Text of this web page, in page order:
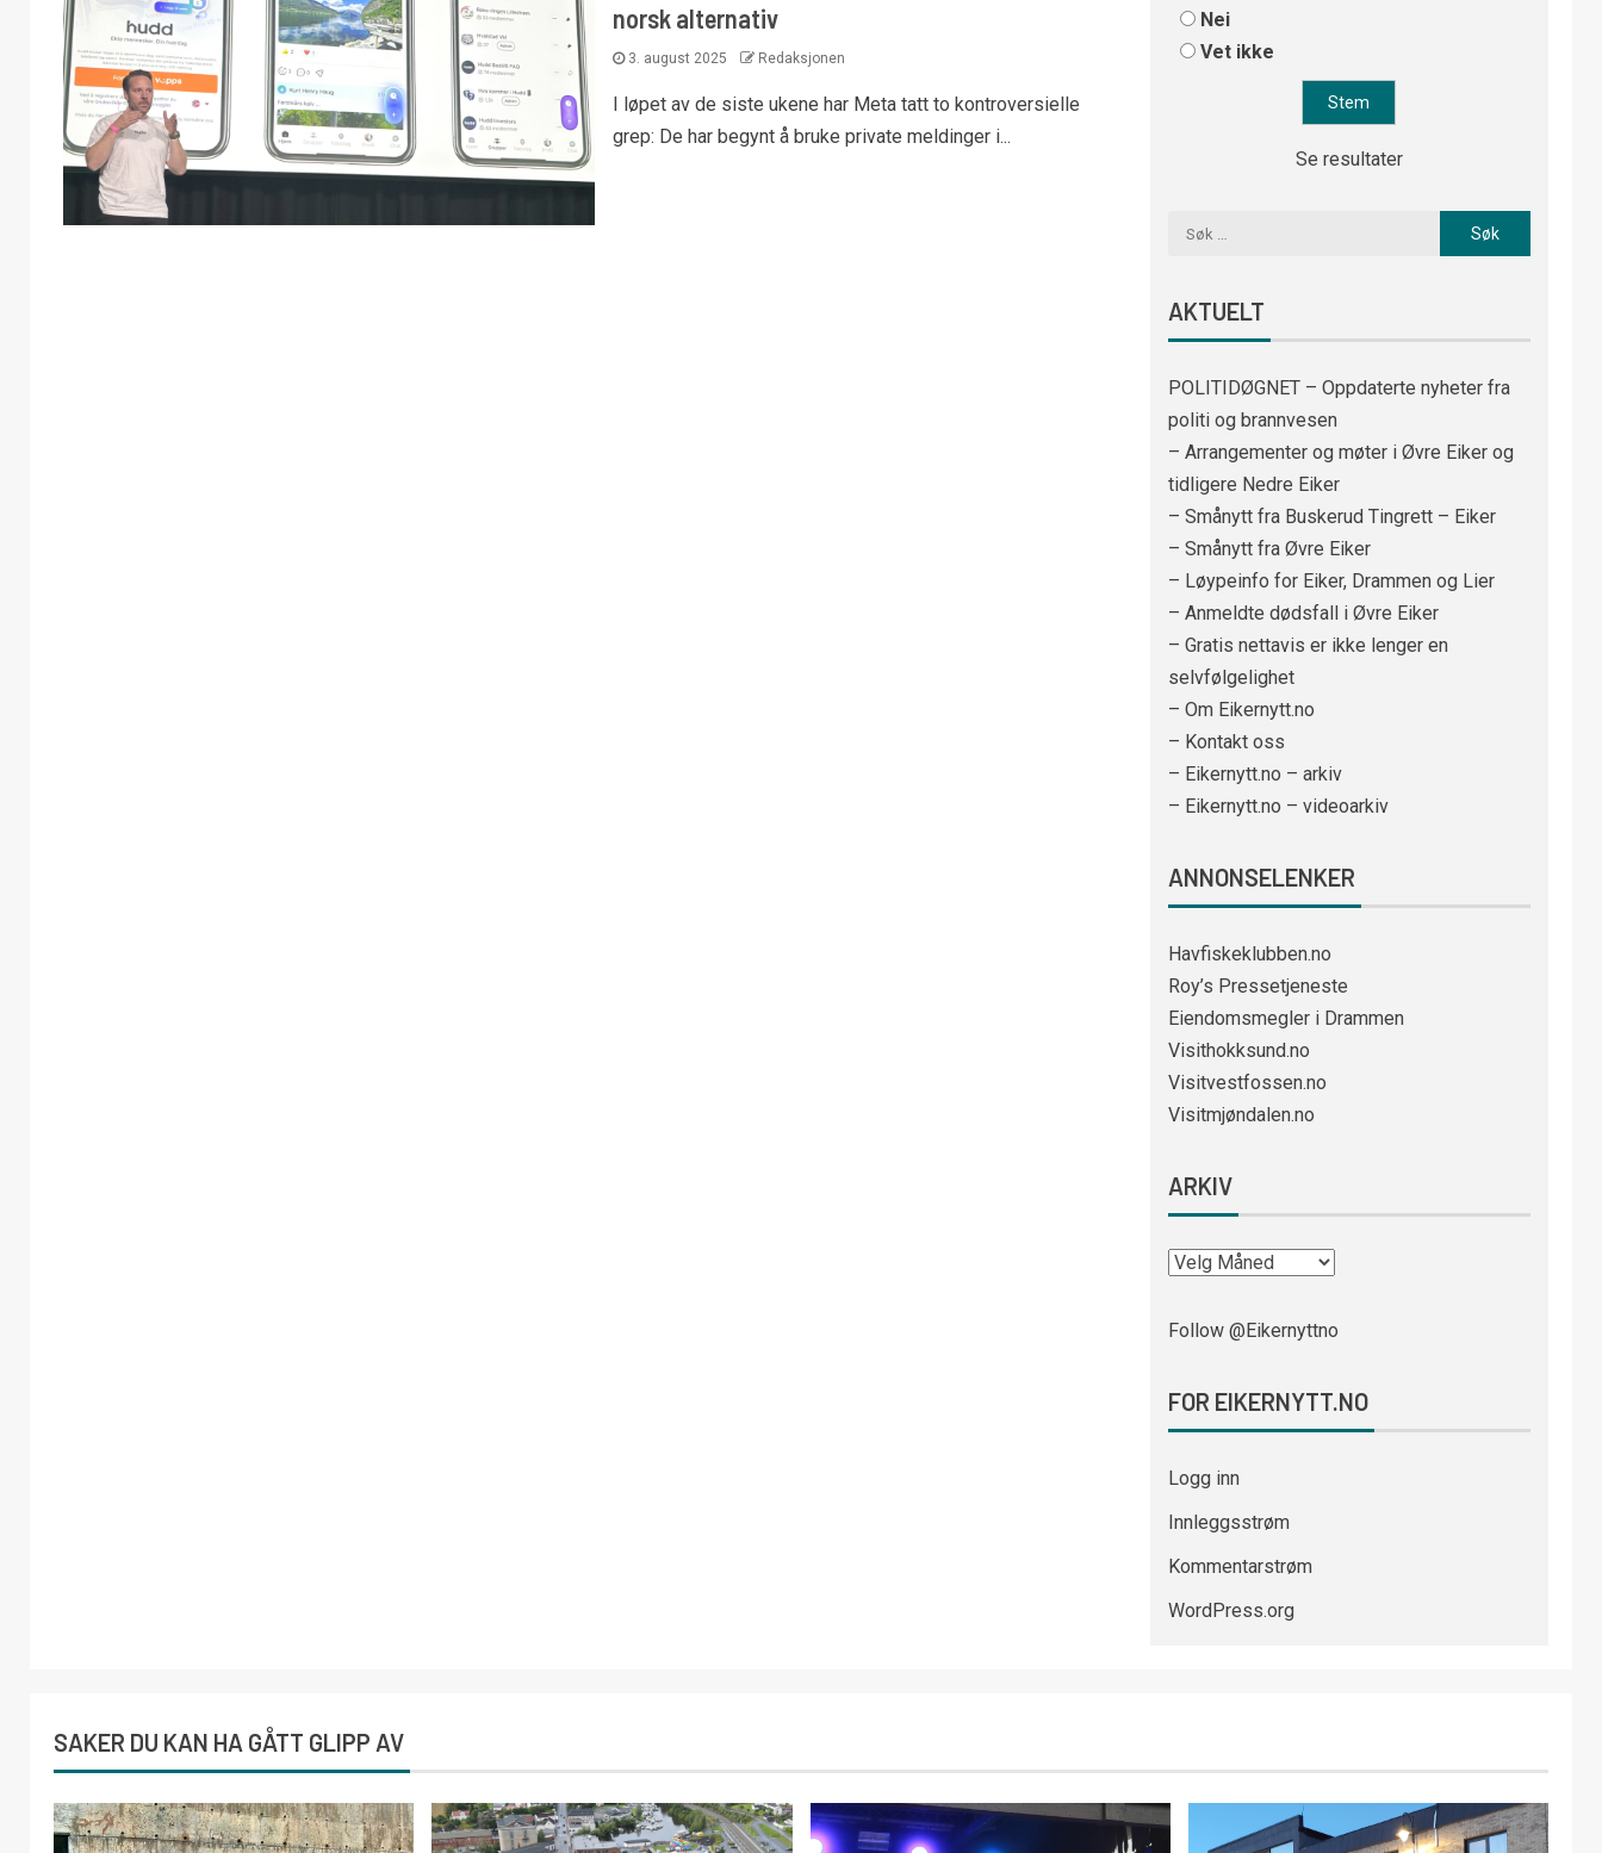
norsk alternativ
3. august 2025 Redaksjonen
I løpet av de siste ukene har Meta tatt to kontroversielle
grep: De har begynt å bruke private meldinger i...
Nei
Vet ikke
Se resultater
AKTUELT
POLITIDØGNET – Oppdaterte nyheter fra
politi og brannvesen
– Arrangementer og møter i Øvre Eiker og
tidligere Nedre Eiker
– Smånytt fra Buskerud Tingrett – Eiker
– Smånytt fra Øvre Eiker
– Løypeinfo for Eiker, Drammen og Lier
– Anmeldte dødsfall i Øvre Eiker
– Gratis nettavis er ikke lenger en
selvfølgelighet
– Om Eikernytt.no
– Kontakt oss
– Eikernytt.no – arkiv
– Eikernytt.no – videoarkiv
ANNONSELENKER
Havfiskeklubben.no
Roy’s Pressetjeneste
Eiendomsmegler i Drammen
Visithokksund.no
Visitvestfossen.no
Visitmjøndalen.no
ARKIV
Follow @Eikernyttno
FOR EIKERNYTT.NO
Logg inn
Innleggsstrøm
Kommentarstrøm
WordPress.org
SAKER DU KAN HA GÅTT GLIPP AV